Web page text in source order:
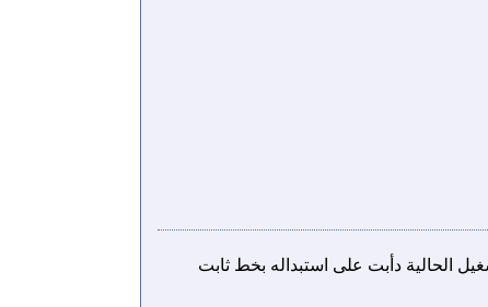
الحالية دأبت على استبداله بخط ثابت